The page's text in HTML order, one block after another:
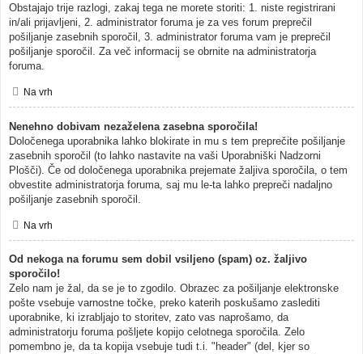
Obstajajo trije razlogi, zakaj tega ne morete storiti: 1. niste registrirani
in/ali prijavljeni, 2. administrator foruma je za ves forum preprečil
pošiljanje zasebnih sporočil, 3. administrator foruma vam je preprečil
pošiljanje sporočil. Za več informacij se obrnite na administratorja
foruma.
Na vrh
Nenehno dobivam nezaželena zasebna sporočila!
Določenega uporabnika lahko blokirate in mu s tem preprečite pošiljanje
zasebnih sporočil (to lahko nastavite na vaši Uporabniški Nadzorni
Plošči). Če od določenega uporabnika prejemate žaljiva sporočila, o tem
obvestite administratorja foruma, saj mu le-ta lahko prepreči nadaljno
pošiljanje zasebnih sporočil.
Na vrh
Od nekoga na forumu sem dobil vsiljeno (spam) oz. žaljivo
sporočilo!
Zelo nam je žal, da se je to zgodilo. Obrazec za pošiljanje elektronske
pošte vsebuje varnostne točke, preko katerih poskušamo zaslediti
uporabnike, ki izrabljajo to storitev, zato vas naprošamo, da
administratorju foruma pošljete kopijo celotnega sporočila. Zelo
pomembno je, da ta kopija vsebuje tudi t.i. "header" (del, kjer so